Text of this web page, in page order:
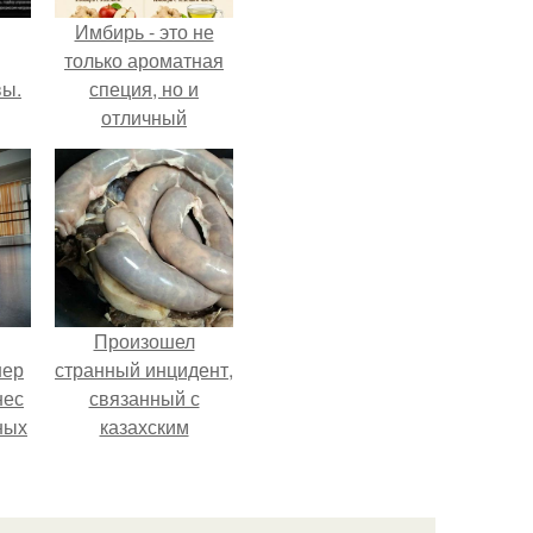
Имбирь - это не
только ароматная
специя, но и
отличный
ингредиент для
полезных напитков
и блюд.
Произошел
странный инцидент,
связанный с
казахским